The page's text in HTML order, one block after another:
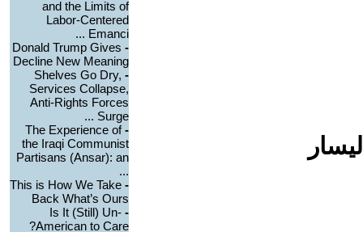
and the Limits of
Labor-Centered
Emanci ...
-
Donald Trump Gives
Decline New Meaning
-
Shelves Go Dry,
Services Collapse,
Anti-Rights Forces
Surge ...
-
The Experience of
the Iraqi Communist
Partisans (Ansar): an
...
-
This is How We Take
Back What’s Ours
-
Is It (Still) Un-
American to Care?